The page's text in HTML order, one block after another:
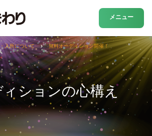
メニュー
ィションの心構え
入所について
無料オーディション開催！